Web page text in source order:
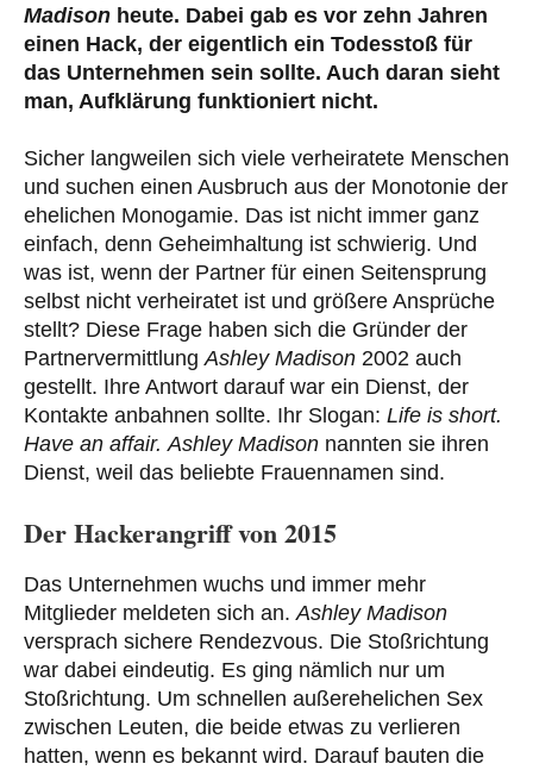
Madison heute. Dabei gab es vor zehn Jahren
einen Hack, der eigentlich ein Todesstoß für
das Unternehmen sein sollte. Auch daran sieht
man, Aufklärung funktioniert nicht.
Sicher langweilen sich viele verheiratete Menschen
und suchen einen Ausbruch aus der Monotonie der
ehelichen Monogamie. Das ist nicht immer ganz
einfach, denn Geheimhaltung ist schwierig. Und
was ist, wenn der Partner für einen Seitensprung
selbst nicht verheiratet ist und größere Ansprüche
stellt? Diese Frage haben sich die Gründer der
Partnervermittlung Ashley Madison 2002 auch
gestellt. Ihre Antwort darauf war ein Dienst, der
Kontakte anbahnen sollte. Ihr Slogan: Life is short.
Have an affair. Ashley Madison nannten sie ihren
Dienst, weil das beliebte Frauennamen sind.
Der Hackerangriff von 2015
Das Unternehmen wuchs und immer mehr
Mitglieder meldeten sich an.Ashley Madison
versprach sichere Rendezvous. Die Stoßrichtung
war dabei eindeutig. Es ging nämlich nur um
Stoßrichtung. Um schnellen außerehelichen Sex
zwischen Leuten, die beide etwas zu verlieren
hatten, wenn es bekannt wird. Darauf bauten die